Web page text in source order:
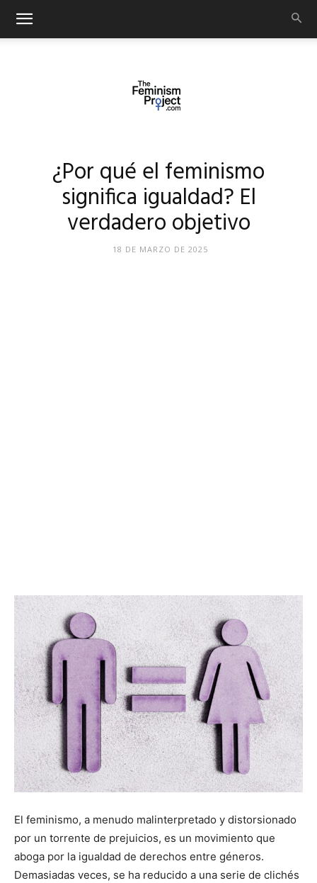
¿Por qué el feminismo
significa igualdad? El
verdadero objetivo
18 DE MARZO DE 2025
El feminismo, a menudo malinterpretado y distorsionado
por un torrente de prejuicios, es un movimiento que
aboga por la igualdad de derechos entre géneros.
Demasiadas veces, se ha reducido a una serie de clichés